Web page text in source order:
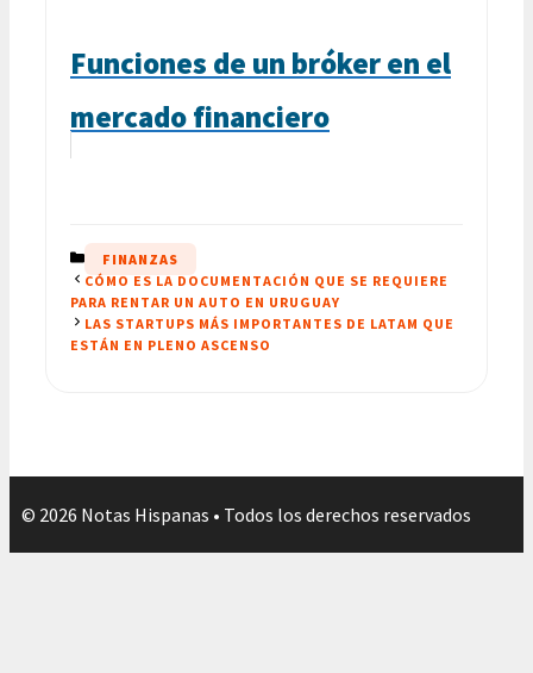
Funciones de un bróker en el
mercado financiero
CATEGORÍAS
FINANZAS
CÓMO ES LA DOCUMENTACIÓN QUE SE REQUIERE
PARA RENTAR UN AUTO EN URUGUAY
LAS STARTUPS MÁS IMPORTANTES DE LATAM QUE
ESTÁN EN PLENO ASCENSO
© 2026 Notas Hispanas • Todos los derechos reservados